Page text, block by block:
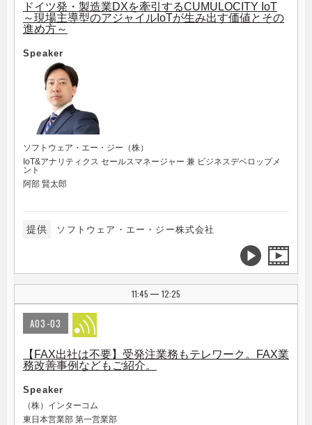
ドイツ発・製造業DXを牽引するCUMULOCITY IoT
～現場主導型のアジャイルIoTが生み出す価値とその
進め方～
Speaker
ソフトウェア・エー・ジー（株）
IoT&アナリティクス セールスマネージャー 兼 ビジネスデベロップメ
ント
阿部 賢太郎
提供 ソフトウェア・エー・ジー株式会社
11:45 | 12:25
A03-03
【FAX出社は不要】受発注業務もテレワーク。FAX業
務改善事例などもご紹介。
Speaker
（株）インターコム
東日本営業部 第一営業部